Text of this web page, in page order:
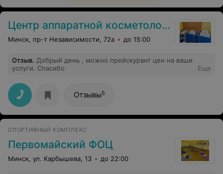
Центр аппаратной косметологии
Минск, пр-т Независимости, 72а до 15:00
Отзыв. Добрый день , можно прейскурант цен на ваши
услуги. Спасибо
Еще
Отзывы5
СПОРТИВНЫЙ КОМПЛЕКС
Первомайский ФОЦ
Минск, ул. Карбышева, 13 до 22:00